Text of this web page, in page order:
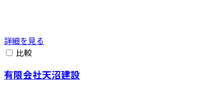
詳細を見る
比較
有限会社天沼建設